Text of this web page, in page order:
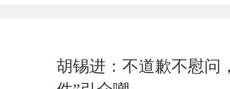
胡锡进：不道歉不慰问